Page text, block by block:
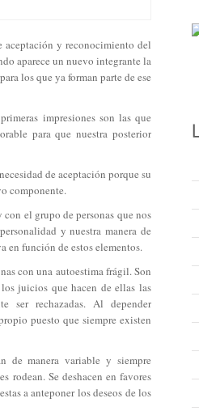
aceptación y reconocimiento del
aparece un nuevo integrante la
los que ya forman parte de ese
impresiones son las que
para que nuestra posterior
de aceptación porque su
componente.
el grupo de personas que nos
y nuestra manera de
en función de estos elementos.
con una autoestima frágil. Son
juicios que hacen de ellas las
ser rechazadas. Al depender
puesto que siempre existen
de manera variable y siempre
rodean. Se deshacen en favores
a anteponer los deseos de los